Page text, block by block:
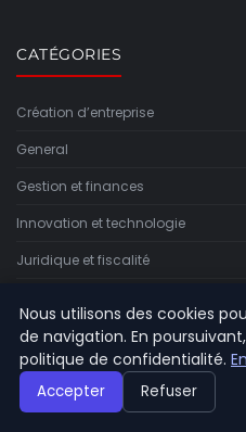
CATÉGORIES
Création d’entreprise
General
Gestion et finances
Innovation et technologie
Juridique et fiscalité
Marketing et communication
Stratégie et développement
Vie d’entrepreneur
Nous utilisons des cookies
de navigation. En
politique de confidentialité.
Accepter Refuser